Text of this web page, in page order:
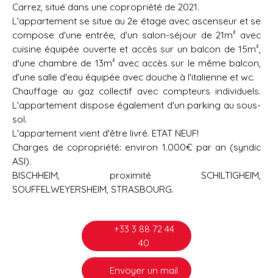
Carrez, situé dans une copropriété de 2021.
L'appartement se situe au 2e étage avec ascenseur et se
compose d'une entrée, d'un salon-séjour de 21m² avec
cuisine équipée ouverte et accès sur un balcon de 15m²,
d'une chambre de 13m² avec accès sur le même balcon,
d'une salle d'eau équipée avec douche à l'italienne et wc.
Chauffage au gaz collectif avec compteurs individuels.
L'appartement dispose également d'un parking au sous-
sol.
L'appartement vient d'être livré. ETAT NEUF!
Charges de copropriété: environ 1.000€ par an (syndic
ASI).
BISCHHEIM, proximité SCHILTIGHEIM,
SOUFFELWEYERSHEIM, STRASBOURG.
+33 3 88 72 44
40
Envoyer un mail